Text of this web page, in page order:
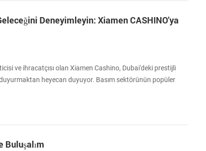
Deneyimleyin: Xiamen CASHINO'ya
ve ihracatçısı olan Xiamen Cashino, Dubai'deki prestijli
duyurmaktan heyecan duyuyor. Basım sektörünün popüler
ve sektör profesyonellerini bu olağanüstü etkinlikte
Dünyanın en büyük teknoloji fuarlarından biri olan
Buluşalım